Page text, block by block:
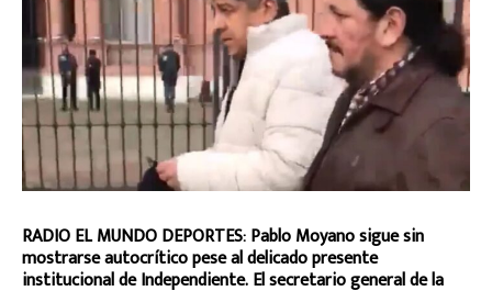
RADIO EL MUNDO DEPORTES: Pablo Moyano sigue sin
mostrarse autocrítico pese al delicado presente
institucional de Independiente. El secretario general de la